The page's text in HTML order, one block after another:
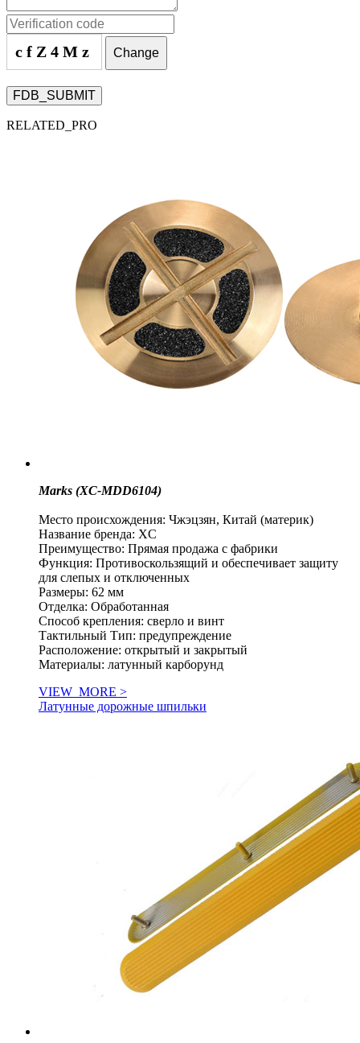
cfZ4Mz Change
FDB_SUBMIT
RELATED_PRO
Marks (XC-MDD6104)
Место происхождения: Чжэцзян, Китай (материк)
Название бренда: XC
Преимущество: Прямая продажа с фабрики
Функция: Противоскользящий и обеспечивает защиту
для слепых и отключенных
Размеры: 62 мм
Отделка: Обработанная
Способ крепления: сверло и винт
Тактильный Тип: предупреждение
Расположение: открытый и закрытый
Материалы: латунный карборунд
VIEW_MORE >
Латунные дорожные шпильки